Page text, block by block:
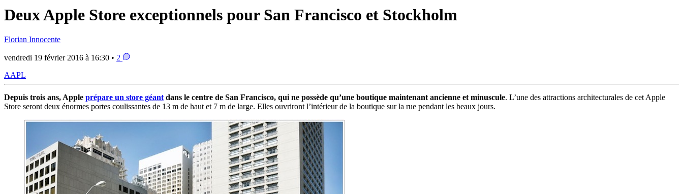
Deux Apple Store exceptionnels pour San Francisco et Stockholm
Florian Innocente
vendredi 19 février 2016 à 16:30 • 2
AAPL
Depuis trois ans, Apple prépare un store géant dans le centre de San Francisco, qui ne possède qu’une boutique maintenant ancienne et minuscule. L’une des attractions architecturales de cet Apple
Store seront deux énormes portes coulissantes de 13 m de haut et 7 m de large. Elles ouvriront l’intérieur de la boutique sur la rue pendant les beaux jours.